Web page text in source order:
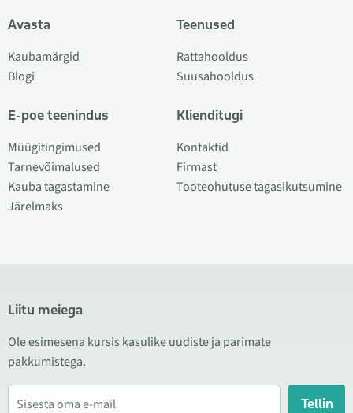
Avasta
Kaubamärgid
Blogi
E-poe teenindus
Müügitingimused
Tarnevõimalused
Kauba tagastamine
Järelmaks
Teenused
Rattahooldus
Suusahooldus
Klienditugi
Kontaktid
Firmast
Tooteohutuse tagasikutsumine
Liitu meiega
Ole esimesena kursis kasulike uudiste ja parimate
pakkumistega.
Tellin